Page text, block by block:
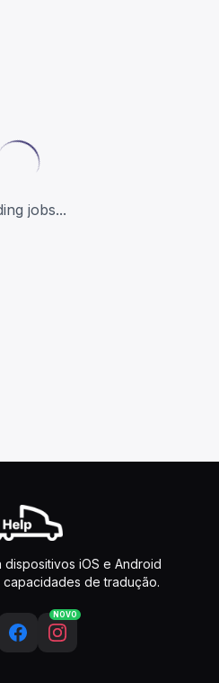
jobs...
iOS e Android
de tradução.
NOVO